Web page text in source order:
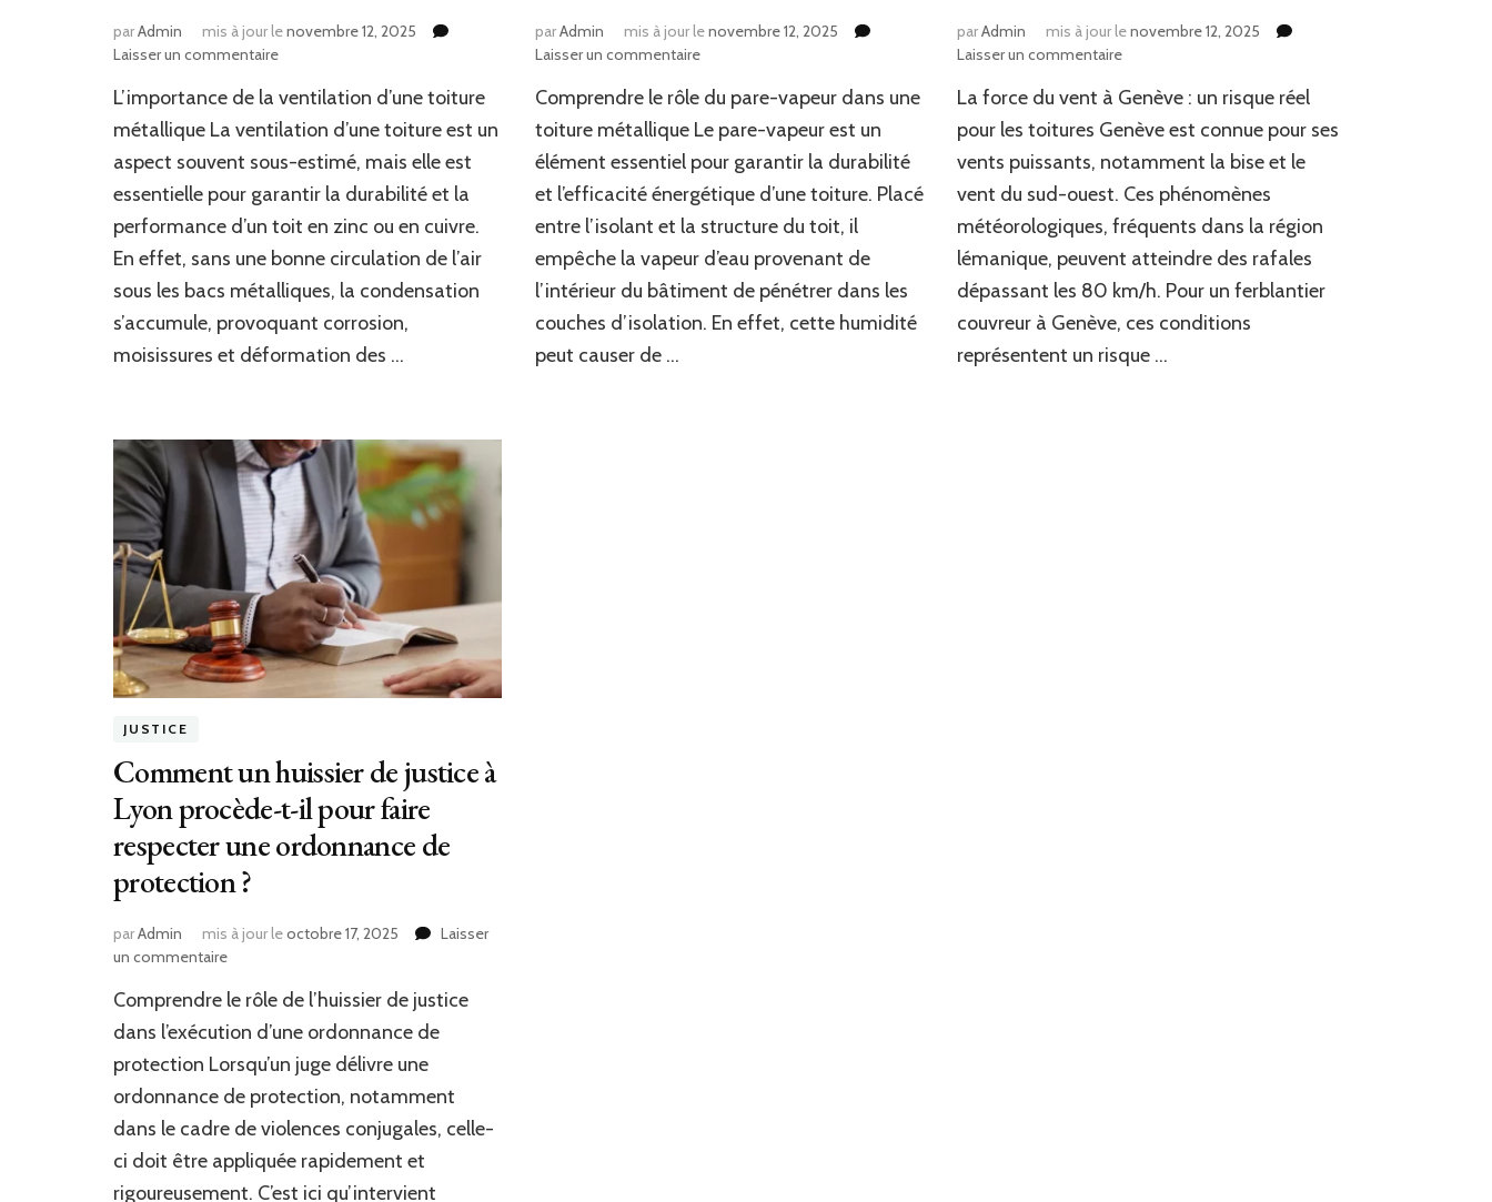
parAdmin mis à jour lenovembre 12, 2025
Laisser un commentairesur
un
ferblantier
à
Genève
ventile-
t-
il
une
en
zinc
?
L’importance de la ventilation d’une toiture
métallique La ventilation d’une toiture est un
aspect souvent sous-estimé, mais elle est
essentielle pour garantir la durabilité et la
performance d’un toit en zinc ou en cuivre.
En effet, sans une bonne circulation de l’air
sous les bacs métalliques, la condensation
s’accumule, provoquant corrosion,
moisissures et déformation des …
parAdmin mis à jour lenovembre 12, 2025
Laisser un commentairesur
il
un
pare-
vapeur
sous
une
toiture
métallique
installée
un
Comprendre le rôle du pare-vapeur dans une
toiture métallique Le pare-vapeur est un
élément essentiel pour garantir la durabilité
et l’efficacité énergétique d’une toiture. Placé
entre l’isolant et la structure du toit, il
empêche la vapeur d’eau provenant de
l’intérieur du bâtiment de pénétrer dans les
couches d’isolation. En effet, cette humidité
peut causer de …
parAdmin mis à jour lenovembre 12, 2025
Laisser un commentairesur
vent
de
peut-
il
abîmer
une
toiture
selon
ferblantier
couvreur
La force du vent à Genève : un risque réel
pour les toitures Genève est connue pour ses
vents puissants, notamment la bise et le
vent du sud-ouest. Ces phénomènes
météorologiques, fréquents dans la région
lémanique, peuvent atteindre des rafales
dépassant les 80 km/h. Pour un ferblantier
couvreur à Genève, ces conditions
représentent un risque …
JUSTICE
Comment un huissier de justice à
Lyon procède-t-il pour faire
respecter une ordonnance de
protection ?
parAdmin mis à jour leoctobre 17, 2025
Laisser
un commentairesur
un
huissier
justice
à
Lyon
procède-
t-
il
Comprendre le rôle de l’huissier de justice
dans l’exécution d’une ordonnance de
protection Lorsqu’un juge délivre une
ordonnance de protection, notamment
dans le cadre de violences conjugales, celle-
ci doit être appliquée rapidement et
rigoureusement. C’est ici qu’intervient